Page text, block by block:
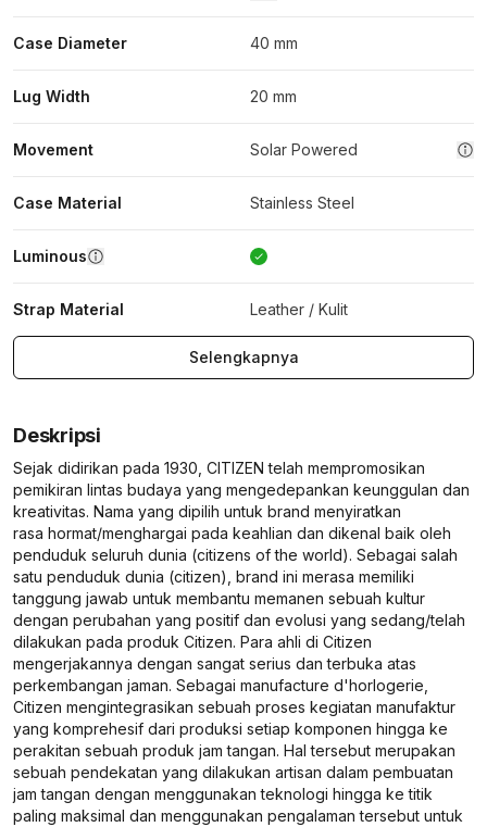
Case Diameter 40 mm
Lug Width 20 mm
Movement Solar Powered
Case Material Stainless Steel
Luminous
Strap Material Leather / Kulit
Selengkapnya
Deskripsi
Sejak didirikan pada 1930, CITIZEN telah mempromosikan
pemikiran lintas budaya yang mengedepankan keunggulan dan
kreativitas. Nama yang dipilih untuk brand menyiratkan
rasa hormat/menghargai pada keahlian dan dikenal baik oleh
penduduk seluruh dunia (citizens of the world). Sebagai salah
satu penduduk dunia (citizen), brand ini merasa memiliki
tanggung jawab untuk membantu memanen sebuah kultur
dengan perubahan yang positif dan evolusi yang sedang/telah
dilakukan pada produk Citizen. Para ahli di Citizen
mengerjakannya dengan sangat serius dan terbuka atas
perkembangan jaman. Sebagai manufacture d'horlogerie,
Citizen mengintegrasikan sebuah proses kegiatan manufaktur
yang komprehesif dari produksi setiap komponen hingga ke
perakitan sebuah produk jam tangan. Hal tersebut merupakan
sebuah pendekatan yang dilakukan artisan dalam pembuatan
jam tangan dengan menggunakan teknologi hingga ke titik
paling maksimal dan menggunakan pengalaman tersebut untuk